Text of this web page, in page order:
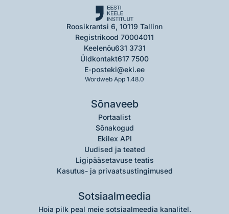
Roosikrantsi 6, 10119 Tallinn
Registrikood 70004011
Keelenõu631 3731
Üldkontakt617 7500
E-posteki@eki.ee
Wordweb App 1.48.0
Sõnaveeb
Portaalist
Sõnakogud
Ekilex API
Uudised ja teated
Ligipääsetavuse teatis
Kasutus- ja privaatsustingimused
Sotsiaalmeedia
Hoia pilk peal meie sotsiaalmeedia kanalitel.